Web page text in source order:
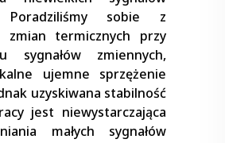
sobie z
zmian termicznych przy
sygnałów zmiennych,
ujemne sprzężenie
uzyskiwana stabilność
jest niewystarczająca
małych sygnałów